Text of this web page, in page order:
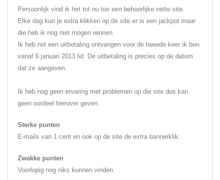
Persoonlijk vind ik het tot nu toe een behoorlijke nette site.
Elke dag kun je extra klikken op de site er is een jackpot maar
die heb ik nog niet mogen winnen.
Ik heb net een uitbetaling ontvangen voor de tweede keer ik ben
vanaf 6 januari 2013 lid. De uitbetaling is precies op de datum
dat ze aangeven.
Ik heb nog geen ervaring met problemen op die site dus kan
geen oordeel hierover geven.
Sterke punten
E-mails van 1 cent en ook op de site de extra bannerklik.
Zwakke punten
Voorlopig nog niks kunnen vinden.